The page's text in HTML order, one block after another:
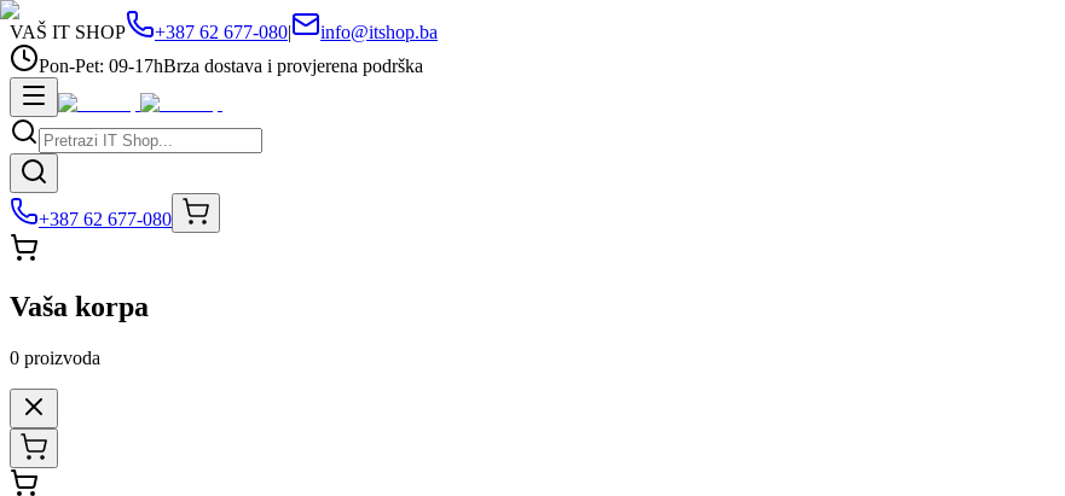
VAŠ IT SHOP +387 62 677-080|
info@itshop.ba
Pon-Pet: 09-17hBrza dostava i provjerena podrška
+387 62 677-080
Vaša korpa
0 proizvoda